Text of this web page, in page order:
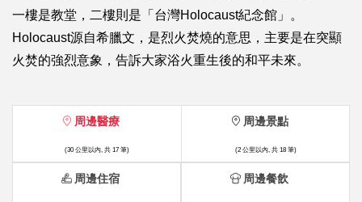
一樓是教堂，二樓則是「台灣Holocaust紀念館」。
Holocaust源自希臘文，是烈火焚燒的意思，主要是在突顯
火焚的強烈意象，告訴大家浴火重生後的和平未來。
周邊醫療
(30 公里以內, 共 17 筆)
周邊景點
(2 公里以內, 共 18 筆)
周邊住宿 周邊餐飲